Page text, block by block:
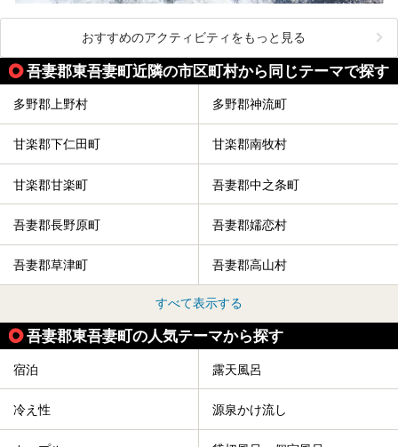
おすすめのアクティビティをもっと見る
吾妻郡東吾妻町近隣の市区町村から同じテーマで探す
多野郡上野村 多野郡神流町
甘楽郡下仁田町 甘楽郡南牧村
甘楽郡甘楽町 吾妻郡中之条町
吾妻郡長野原町 吾妻郡嬬恋村
吾妻郡草津町 吾妻郡高山村
すべて表示する
吾妻郡東吾妻町の人気テーマから探す
宿泊 露天風呂
冷え性 源泉かけ流し